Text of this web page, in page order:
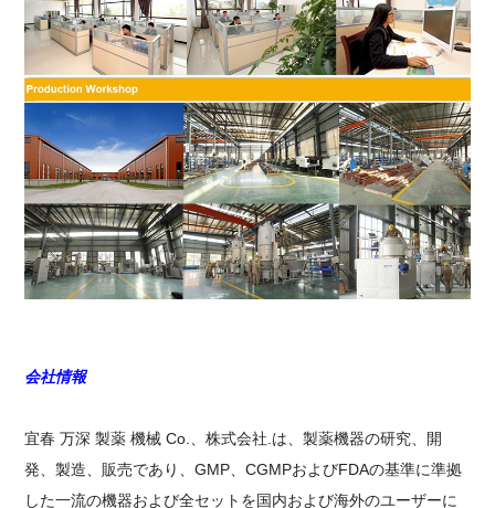
会社情報
宜春 万深 製薬 機械 Co.、株式会社.は、製薬機器の研究、開
発、製造、販売であり、GMP、CGMPおよびFDAの基準に準拠
した一流の機器および全セットを国内および海外のユーザーに